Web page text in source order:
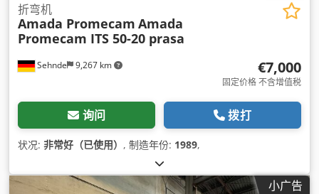
Sehnde 9,267 km
折弯机
Amada Promecam Amada
Promecam ITS 50-20 prasa
€7,000
固定价格 不含增值税
询问 拨打
状况: 非常好（已使用） , 制造年份: 1989,
小广告